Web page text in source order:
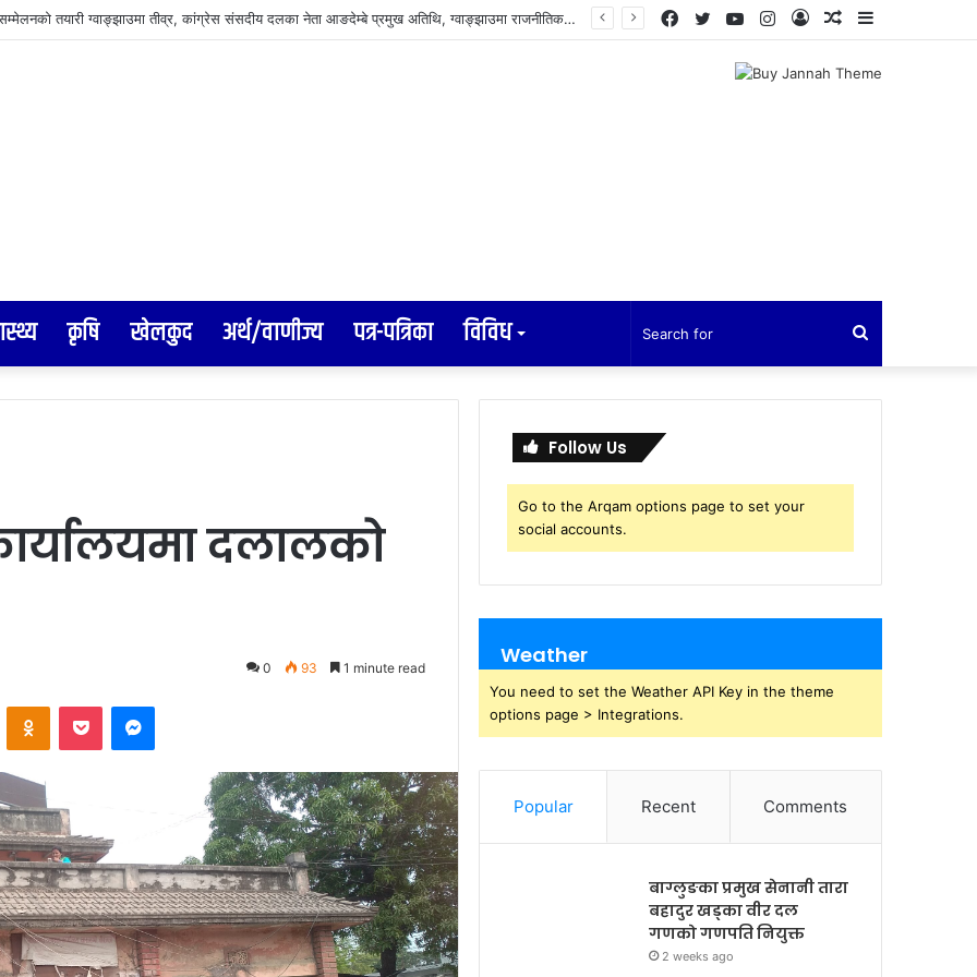
नाट्टा अध्यक्षमा युविका भण्डारी र महासचिवमा कृष्णप्रसाद ढकालको उम्मेदवारीप्रती ब्याबसायीको भरोसा,युवा ऊर्जा र अनुभवी नेतृत्वको जोडी
Random
Log
Instagram
YouTube
Twitter
Facebook
कृषि खेलकुद अर्थ/वाणीज्य पत्र-पत्रिका विविध
for
दलालको
0 93 1 minute read
Follow Us
Go to the Arqam options page to set your
social accounts.
Weather
You need to set the Weather API Key in the theme
options page > Integrations.
Popular Recent Comments
बाग्लुङका प्रमुख सेनानी तारा
बहादुर खड्का वीर दल
गणको गणपति नियुक्त
2 weeks ago